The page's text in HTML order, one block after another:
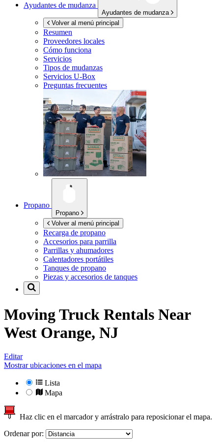
Ayudantes de mudanza
Ayudantes de mudanza
Volver al menú principal
Resumen
Proveedores locales
Cómo funciona
Servicios
Tipos de mudanzas
Servicios U-Box
Preguntas frecuentes
Propano
Propano
Volver al menú principal
Recarga de propano
Accesorios para parrilla
Parrillas y ahumadores
Calentadores portátiles
Tanques de propano
Piezas y accesorios de tanques
Moving Truck Rentals Near
West Orange, NJ
Editar
Mostrar ubicaciones en el mapa
Lista
Mapa
Haz clic en el marcador y arrástralo para reposicionar el mapa.
Ordenar por: